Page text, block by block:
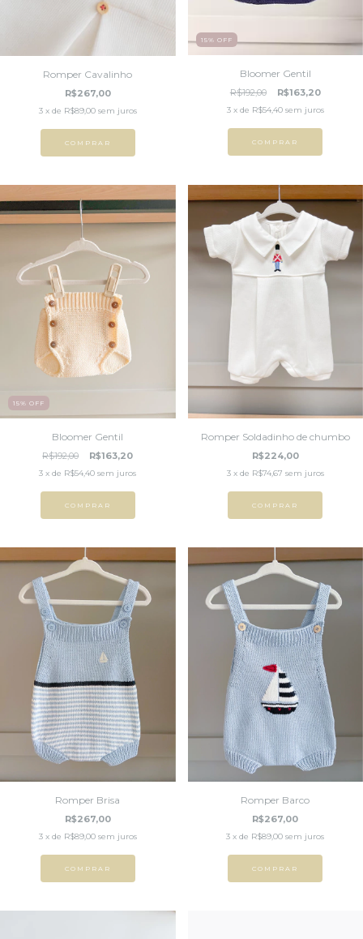
Romper Cavalinho
R$267,00
3 x de R$89,00 sem juros
COMPRAR
15% OFF
Bloomer Gentil
R$192,00 R$163,20
3 x de R$54,40 sem juros
COMPRAR
15% OFF
Bloomer Gentil
R$192,00 R$163,20
3 x de R$54,40 sem juros
COMPRAR
Romper Soldadinho de chumbo
R$224,00
3 x de R$74,67 sem juros
COMPRAR
Romper Brisa
R$267,00
3 x de R$89,00 sem juros
COMPRAR
Romper Barco
R$267,00
3 x de R$89,00 sem juros
COMPRAR